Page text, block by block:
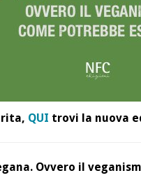
QUI trovi la nuova
Ovvero il